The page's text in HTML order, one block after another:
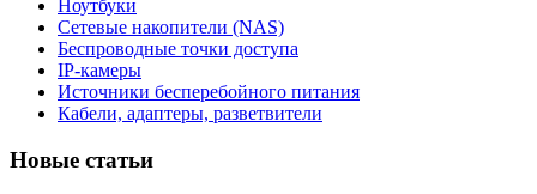
Ноутбуки
Сетевые накопители (NAS)
Беспроводные точки доступа
IP-камеры
Источники бесперебойного питания
Кабели, адаптеры, разветвители
Новые статьи